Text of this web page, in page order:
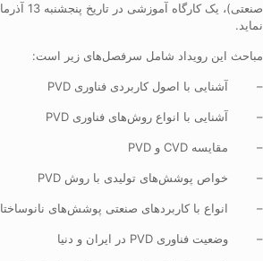
نماید.
مباحث این رویداد شامل سرفصل‌های زیر است:
– آشنایی با اصول کاربردی فناوری PVD
– آشنایی با انواع روش‌های فناوری PVD
– مقایسه CVD و PVD
– خواص پوشش‌های تولیدی با روش PVD
– انواع با کاربردهای صنعتی پوشش‌های
– وضعیت فناوری PVD در ایران و دنیا